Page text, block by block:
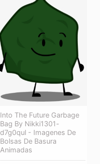
Into The Future Garbage
Bag By Nikki1301-
d7g0qul - Imagenes De
Bolsas De Basura
Animadas